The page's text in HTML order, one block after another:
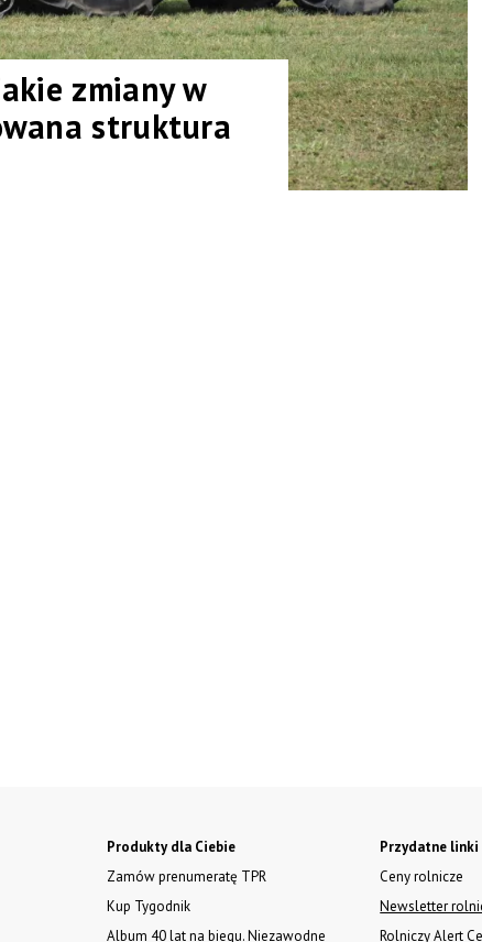
zmiany w
struktura
Produkty dla Ciebie
Zamów prenumeratę TPR
Kup Tygodnik
Album 40 lat na biegu. Niezawodne
Przydatne linki
Ceny rolnicze
Newsletter
Rolniczy Alert